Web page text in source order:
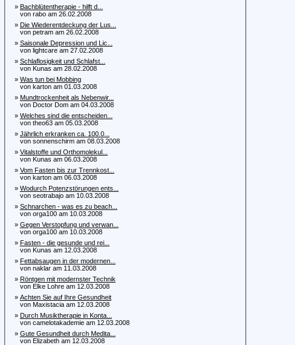
» Bachblütentherapie - hilft d...
von rabo am 26.02.2008
» Die Wiederentdeckung der Lus...
von petram am 26.02.2008
» Saisonale Depression und Lic...
von lightcare am 27.02.2008
» Schlaflosigkeit und Schlafst...
von Kunas am 28.02.2008
» Was tun bei Mobbing
von karton am 01.03.2008
» Mundtrockenheit als Nebenwir...
von Doctor Dom am 04.03.2008
» Welches sind die entscheiden...
von theo63 am 05.03.2008
» Jährlich erkranken ca. 100.0...
von sonnenschirm am 08.03.2008
» Vitalstoffe und Orthomolekul...
von Kunas am 06.03.2008
» Vom Fasten bis zur Trennkost...
von karton am 06.03.2008
» Wodurch Potenzstörungen ents...
von seotrabajo am 10.03.2008
» Schnarchen - was es zu beach...
von orga100 am 10.03.2008
» Gegen Verstopfung und verwan...
von orga100 am 10.03.2008
» Fasten - die gesunde und rei...
von Kunas am 12.03.2008
» Fettabsaugen in der modernen...
von naklar am 11.03.2008
» Röntgen mit modernster Technik
von Elke Lohre am 12.03.2008
» Achten Sie auf Ihre Gesundheit
von Maxistacia am 12.03.2008
» Durch Musiktherapie in Konta...
von camelotakademie am 12.03.2008
» Gute Gesundheit durch Medita...
von Elizabeth am 12.03.2008